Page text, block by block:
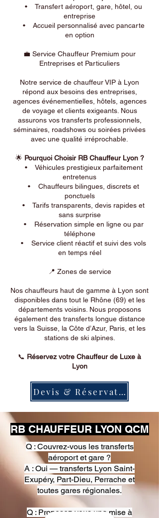
• Transfert aéroport, gare, hôtel, ou
entreprise
• Accueil personnalisé avec pancarte
en option
💼 Service Chauffeur Premium pour
Entreprises et Particuliers
Notre service de chauffeur VIP à Lyon
répond aux besoins des entreprises,
agences événementielles, hôtels, agences
de voyage et clients exigeants. Nous
assurons vos transferts professionnels,
séminaires, roadshows ou soirées privées
avec une qualité irréprochable.
🌟 Pourquoi Choisir RB Chauffeur Lyon ?
• Véhicules prestigieux parfaitement
entretenus
• Chauffeurs bilingues, discrets et
ponctuels
• Tarifs transparents, devis rapides et
sans surprise
• Réservation simple en ligne ou par
téléphone
• Service client réactif et suivi des vols
en temps réel
📍 Zones de service
Nos chauffeurs haut de gamme à Lyon sont
disponibles dans tout le Rhône (69) et les
départements voisins. Nous proposons
également des transferts longue distance
vers la Suisse, la Côte d’Azur, Paris, et les
stations de ski alpines.
📞 Réservez votre Chauffeur de Luxe à
Lyon
Devis & Réservation
RB CHAUFFEUR LYON QCM
Q : Couvrez-vous les transferts
aéroport et gare ?
A : Oui — transferts Lyon Saint-
Exupéry, Part-Dieu, Perrache et
toutes gares régionales.
Q : Proposez-vous une mise à